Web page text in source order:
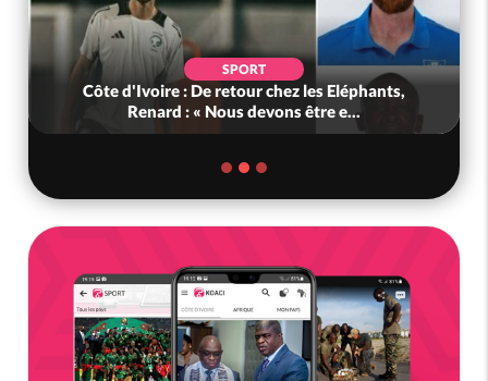
SPORT
Côte d'Ivoire : De retour chez les Eléphants,
Renard : « Nous devons être e...